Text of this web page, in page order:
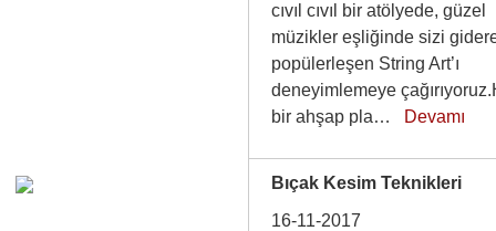
cıvıl cıvıl bir atölyede, güzel
müzikler eşliğinde sizi
popülerleşen String Art’ı
deneyimlemeye
bir ahşap pla… Devamı
Bıçak Kesim Teknikleri
16-11-2017